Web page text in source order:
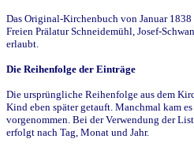
Das Original-Kirchenbuch von Januar
Freien Prälatur Schneidemühl, Josef-
erlaubt.
Die Reihenfolge der Einträge
Die ursprüngliche Reihenfolge aus dem
Kind eben später getauft. Manchmal kam
vorgenommen. Bei der Verwendung der
erfolgt nach Tag, Monat und Jahr.